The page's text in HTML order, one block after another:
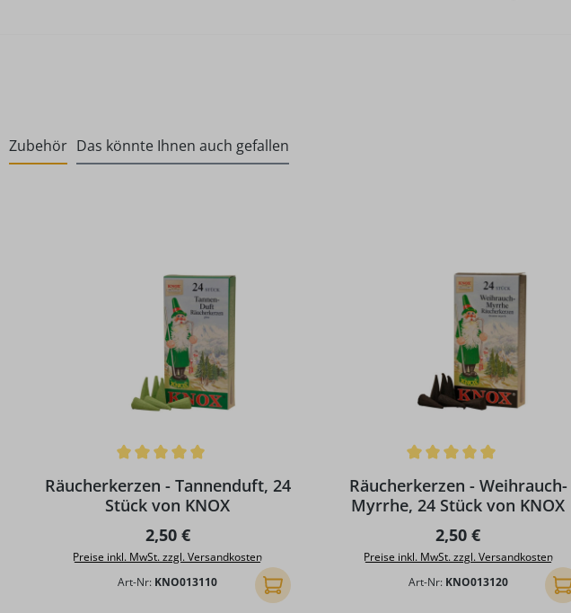
Zubehör Das könnte Ihnen auch gefallen
Räucherkerzen - Tannenduft, 24
Stück von KNOX
Regulärer Preis:
2,50 €
Preise inkl. MwSt. zzgl. Versandkosten
Art-Nr: KNO013110 In den Warenkorb
Räucherkerzen - Weihrauch-
Myrrhe, 24 Stück von KNOX
Regulärer Preis:
2,50 €
Preise inkl. MwSt. zzgl. Versandkosten
Art-Nr: KNO013120